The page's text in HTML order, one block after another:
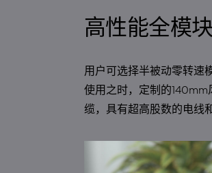
高性能全模
用户可选择半被动零转速
使用之时，定制的
缆，具有超高股数的电线